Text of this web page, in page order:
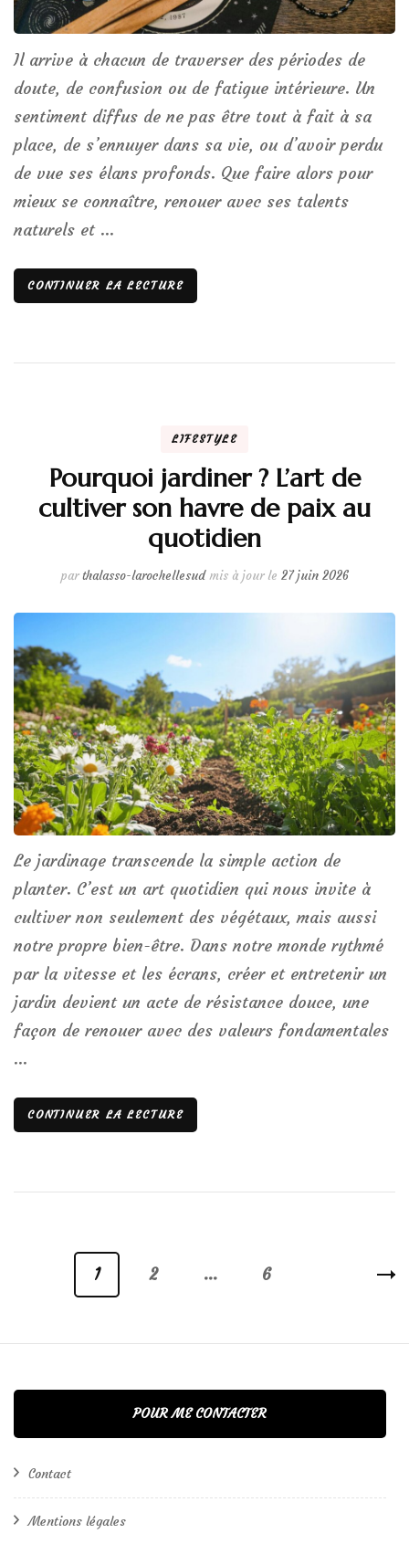
Il arrive à chacun de traverser des périodes de
doute, de confusion ou de fatigue intérieure. Un
sentiment diffus de ne pas être tout à fait à sa
place, de s’ennuyer dans sa vie, ou d’avoir perdu
de vue ses élans profonds. Que faire alors pour
mieux se connaître, renouer avec ses talents
naturels et …
CONTINUER LA LECTURE
LIFESTYLE
Pourquoi jardiner ? L’art de
cultiver son havre de paix au
quotidien
parthalasso-larochellesud mis à jour le 27 juin 2026
Le jardinage transcende la simple action de
planter. C’est un art quotidien qui nous invite à
cultiver non seulement des végétaux, mais aussi
notre propre bien-être. Dans notre monde rythmé
par la vitesse et les écrans, créer et entretenir un
jardin devient un acte de résistance douce, une
façon de renouer avec des valeurs fondamentales
…
CONTINUER LA LECTURE
Page
1 Page
2 … Page
6
POUR ME CONTACTER
Contact
Mentions légales